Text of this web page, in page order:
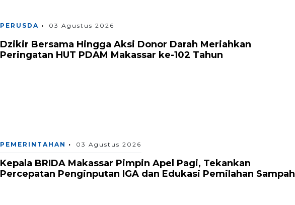
PERUSDA 03 Agustus 2026
Dzikir Bersama Hingga Aksi Donor Darah Meriahkan
Peringatan HUT PDAM Makassar ke-102 Tahun
PEMERINTAHAN 03 Agustus 2026
Kepala BRIDA Makassar Pimpin Apel Pagi, Tekankan
Percepatan Penginputan IGA dan Edukasi Pemilahan Sampah